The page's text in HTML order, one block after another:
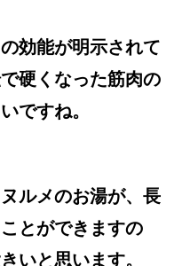
効能が明示されて
硬くなった筋肉の
ですね。
ルメのお湯が、長
とができますの
いと思います。